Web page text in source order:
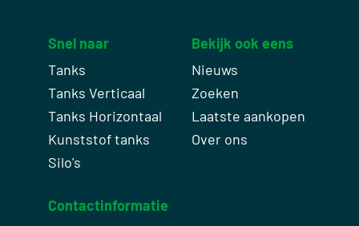
Snel naar
Tanks
Tanks Verticaal
Tanks Horizontaal
Kunststof tanks
Silo's
Bekijk ook eens
Nieuws
Zoeken
Laatste aankopen
Over ons
Contactinformatie